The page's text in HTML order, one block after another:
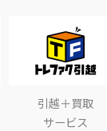
引越＋買取
サービス